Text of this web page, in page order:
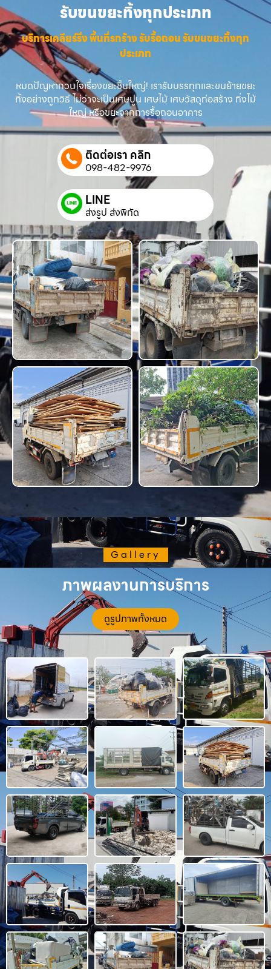
รับขนขยะทิ้งทุกประเภท
บริการเคลียร์ริ่ง พื้นที่รกร้าง รับรื้อถอน รับขนขยะทิ้งทุก
ประเภท
หมดปัญหากวนใจเรื่องขยะชิ้นใหญ่! เรารับบรรทุกและขนย้ายขยะ
ทิ้งอย่างถูกวิธี ไม่ว่าจะเป็นเศษปูน เศษไม้ เศษวัสดุก่อสร้าง กิ่งไม้
ใหญ่ หรือขยะจากการรื้อถอนอาคาร
ติดต่อเรา คลิก
098-482-9976
LINE
ส่งรูป ส่งพิกัด
Gallery
ภาพผลงานการบริการ
ดูรูปภาพทั้งหมด